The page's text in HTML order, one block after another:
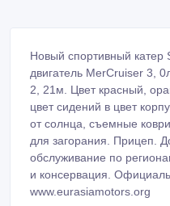
Новый спортивный катер
двигатель MerCruiser 3,
2, 21м. Цвет красный,
цвет сидений в цвет
от солнца, съемные
для загорания. Прицеп.
обслуживание по
и консервация.